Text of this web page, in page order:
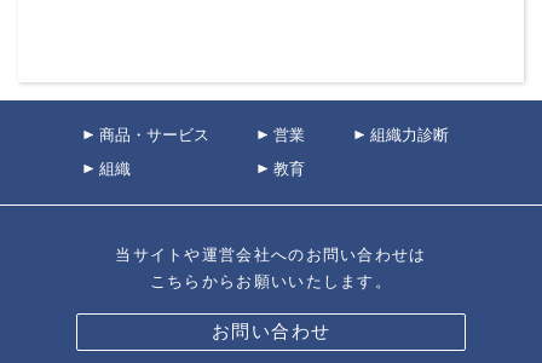
商品・サービス 営業
組織力診断
組織
教育
当サイトや運営会社へのお問い合わせは
こちらからお願いいたします。
お問い合わせ